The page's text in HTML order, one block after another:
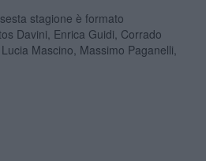
stagione è formato
Davini, Enrica Guidi, Corrado
Mascino, Massimo Paganelli,